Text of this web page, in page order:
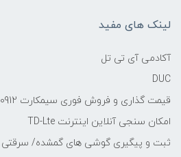
لینک های مفید
آکادمی آی تی تل
DUC
قیمت گذاری و فروش فوری سیمکارت 0912
امکان سنجی آنلاین اینترنت TD-Lte
ثبت و پیگیری گوشی های گمشده/ سرقتی